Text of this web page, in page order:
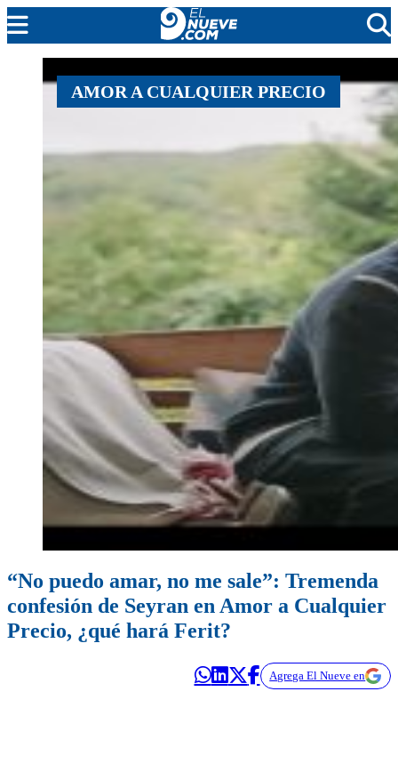
MENDOZA
CADA DÍA
NOTICIERO 9
PROTAGONISTAS
EL NUEVE STREAMS
EN VIVO
AMOR A CUALQUIER PRECIO
“No puedo amar, no me sale”: Tremenda
confesión de Seyran en Amor a Cualquier
Precio, ¿qué hará Ferit?
Agrega El Nueve en